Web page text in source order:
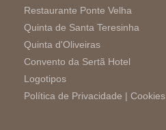
Restaurante Ponte Velha
Quinta de Santa Teresinha
Quinta d'Oliveiras
Convento da Sertã Hotel
Logotipos
Política de Privacidade | Cookies